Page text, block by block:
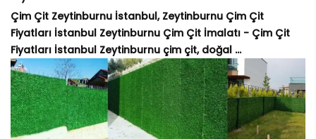
Çim Çit Zeytinburnu İstanbul, Zeytinburnu Çim Çit
Fiyatları İstanbul Zeytinburnu Çim Çit İmalatı - Çim Çit
Fiyatları İstanbul Zeytinburnu çim çit, doğal ...